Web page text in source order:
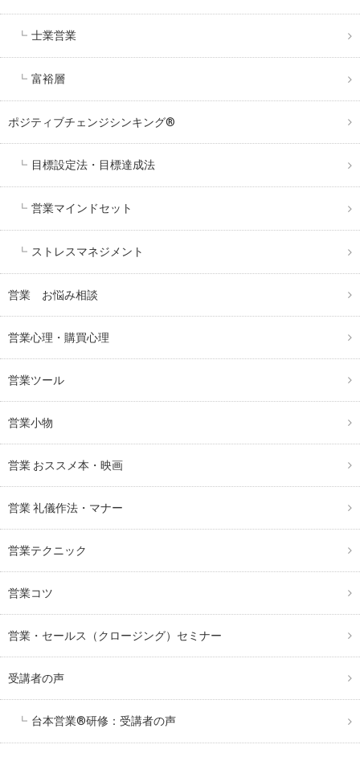
士業営業
富裕層
ポジティブチェンジシンキング®️
目標設定法・目標達成法
営業マインドセット
ストレスマネジメント
営業 お悩み相談
営業心理・購買心理
営業ツール
営業小物
営業 おススメ本・映画
営業 礼儀作法・マナー
営業テクニック
営業コツ
営業・セールス（クロージング）セミナー
受講者の声
台本営業®︎研修：受講者の声